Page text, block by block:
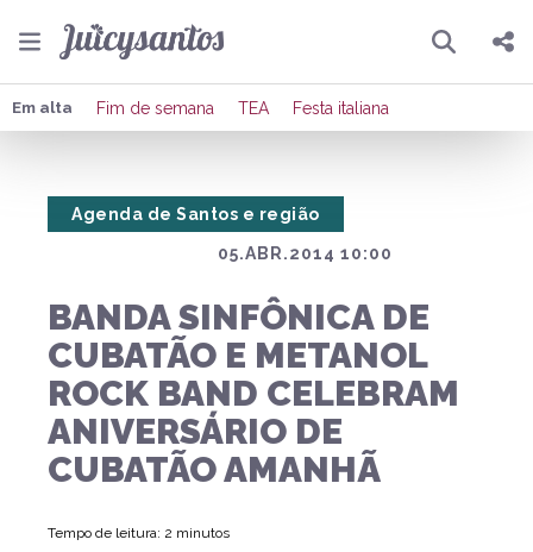
Pesquisar
Compartilhar
Publicar no X
Em alta Fim de semana TEA Festa italiana
05.ABR.2014 10:00
Agenda de Santos e região
BANDA SINFÔNICA DE
CUBATÃO E METANOL
ROCK BAND CELEBRAM
ANIVERSÁRIO DE
CUBATÃO AMANHÃ
Tempo de leitura: 2 minutos